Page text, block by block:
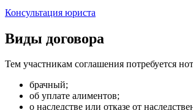
Консультация юриста
Виды договора
Тем участникам соглашения потребуется
брачный;
об уплате алиментов;
о наследстве или отказе от